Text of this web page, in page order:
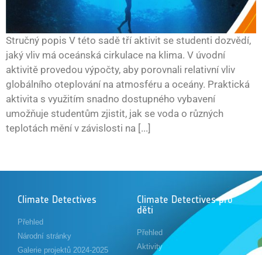
Stručný popis V této sadě tří aktivit se studenti dozvědí,
jaký vliv má oceánská cirkulace na klima. V úvodní
aktivitě provedou výpočty, aby porovnali relativní vliv
globálního oteplování na atmosféru a oceány. Praktická
aktivita s využitím snadno dostupného vybavení
umožňuje studentům zjistit, jak se voda o různých
teplotách mění v závislosti na [...]
Climate Detectives
Přehled
Národní stránky
Galerie projektů 2024-2025
Climate Detectives pro
děti
Přehled
Aktivity